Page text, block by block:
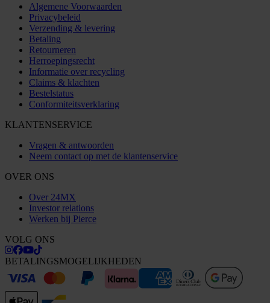
Algemene Voorwaarden
Privacybeleid
Verzending & levering
Betaling
Retourneren
Herroepingsrecht
Informatie over recycling
Claims & klachten
Bestelstatus
Conformiteitsverklaring
KLANTENSERVICE
Vragen & antwoorden
Neem contact op met de klantenservice
OVER ONS
Over 24MX
Investor relations
Werken bij Pierce
VOLG ONS
BETALINGSMOGELIJKHEDEN